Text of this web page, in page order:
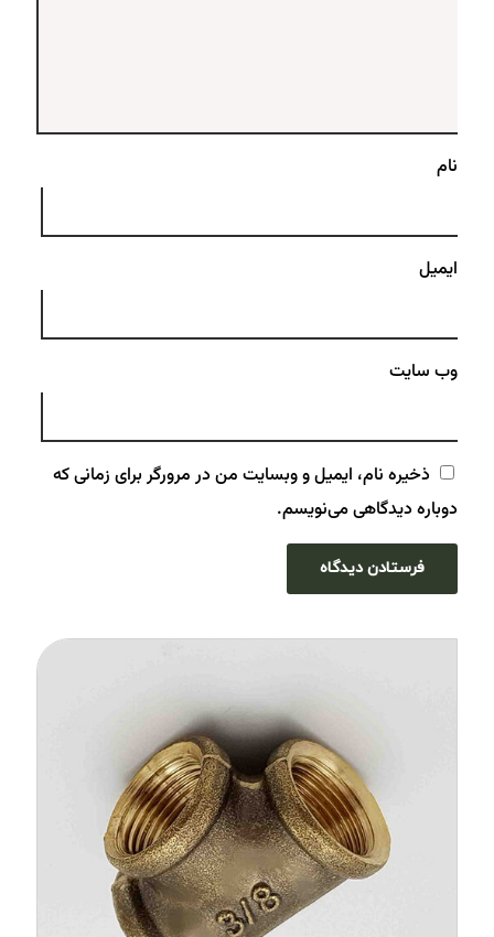
نام
ایمیل
وب‌ سایت
ذخیره نام، ایمیل و وبسایت من در مرورگر برای زمانی که
دوباره دیدگاهی می‌نویسم.